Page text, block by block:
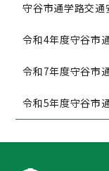
守谷市通学路交通
令和4年度守谷市
令和7年度守谷市
令和5年度守谷市